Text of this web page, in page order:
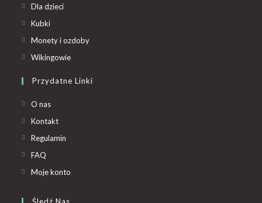
Dla dzieci
Kubki
Monety i ozdoby
Wikingowie
Przydatne Linki
O nas
Kontakt
Regulamin
FAQ
Moje konto
Śledź Nas